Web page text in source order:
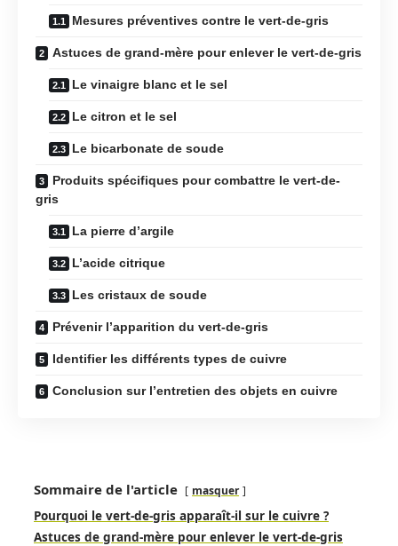
Mesures préventives contre le vert-de-gris
Astuces de grand-mère pour enlever le vert-de-gris
Le vinaigre blanc et le sel
Le citron et le sel
Le bicarbonate de soude
Produits spécifiques pour combattre le vert-de-
gris
La pierre d’argile
L’acide citrique
Les cristaux de soude
Prévenir l’apparition du vert-de-gris
Identifier les différents types de cuivre
Conclusion sur l’entretien des objets en cuivre
Sommaire de l'article masquer
Pourquoi le vert-de-gris apparaît-il sur le cuivre ?
Astuces de grand-mère pour enlever le vert-de-gris